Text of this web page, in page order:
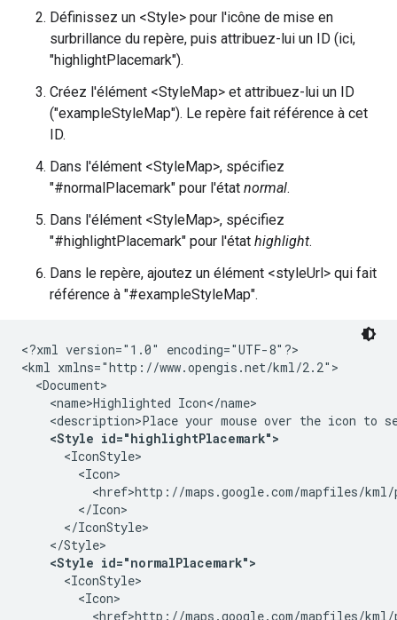
Définissez un <Style> pour l'icône de mise en
surbrillance du repère, puis attribuez-lui un ID (ici,
"highlightPlacemark").
Créez l'élément <StyleMap> et attribuez-lui un ID
("exampleStyleMap"). Le repère fait référence à cet
ID.
Dans l'élément <StyleMap>, spécifiez
"#normalPlacemark" pour l'état normal.
Dans l'élément <StyleMap>, spécifiez
"#highlightPlacemark" pour l'état highlight.
Dans le repère, ajoutez un élément <styleUrl> qui fait
référence à "#exampleStyleMap".
<?xml version="1.0" encoding="UTF-8"?>
<kml xmlns="http://www.opengis.net/kml/2.2">
  <Document>
    <name>Highlighted Icon</name>
<description>Place your mouse over the icon to
<Style id="highlightPlacemark">
      <IconStyle>
        <Icon>
<href>http://maps.google.com/mapfiles/
        </Icon>
      </IconStyle>
    </Style>
<Style id="normalPlacemark">
      <IconStyle>
        <Icon>
<href>http://maps.google.com/mapfiles/